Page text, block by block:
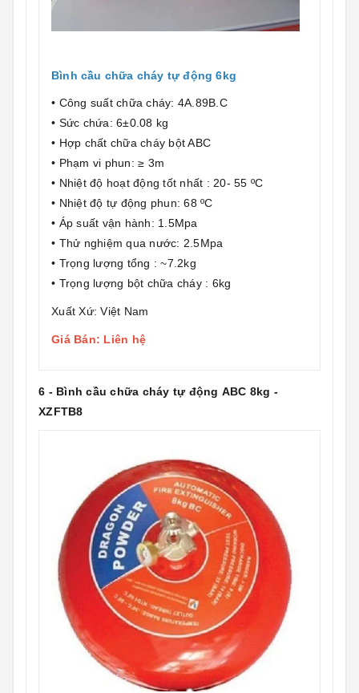
Bình cầu chữa cháy tự động 6kg
• Công suất chữa cháy: 4A.89B.C
• Sức chứa: 6±0.08 kg
• Hợp chất chữa cháy bột ABC
• Phạm vi phun: ≥ 3m
• Nhiệt độ hoạt động tốt nhất : 20- 55 ºC
• Nhiệt độ tự động phun: 68 ºC
• Áp suất vận hành: 1.5Mpa
• Thử nghiệm qua nước: 2.5Mpa
• Trọng lượng tổng : ~7.2kg
• Trọng lượng bột chữa cháy : 6kg
Xuất Xứ: Việt Nam
Giá Bán: Liên hệ
6 - Bình cầu chữa cháy tự động ABC 8kg -
XZFTB8